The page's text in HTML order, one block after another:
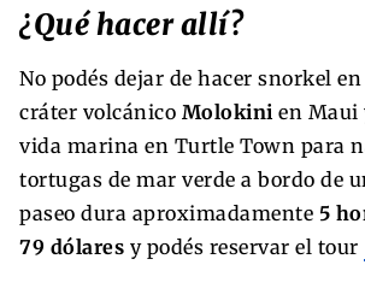
¿Qué hacer allí?
No podés dejar de hacer snorkel
cráter volcánico Molokini en Maui
vida marina en Turtle Town para
tortugas de mar verde a bordo de
paseo dura aproximadamente 5
79 dólares y podés reservar el tour